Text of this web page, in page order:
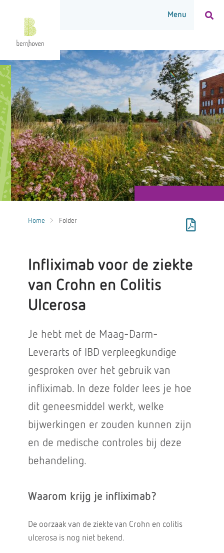
Home Folder
Infliximab voor de ziekte
van Crohn en Colitis
Ulcerosa
Je hebt met de Maag-Darm-
Leverarts of IBD verpleegkundige
gesproken over het gebruik van
infliximab. In deze folder lees je hoe
dit geneesmiddel werkt, welke
bijwerkingen er zouden kunnen zijn
en de medische controles bij deze
behandeling.
Waarom krijg je infliximab?
De oorzaak van de ziekte van Crohn en colitis
ulcerosa is nog niet bekend.